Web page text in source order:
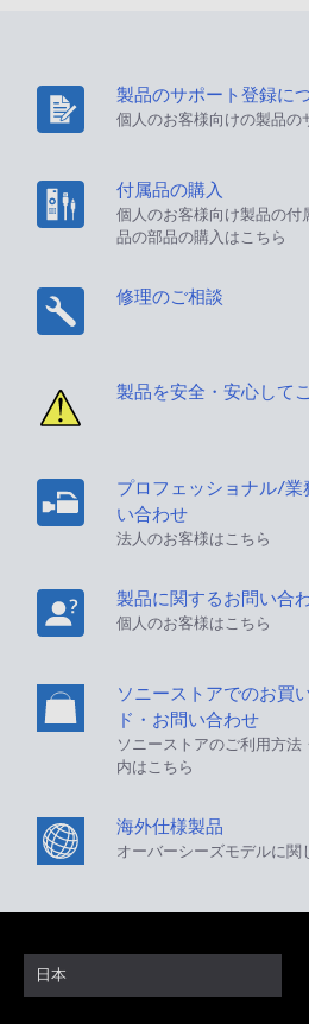
製品のサポート登録に
個人のお客様向けの製品の
付属品の購入
個人のお客様向け製品の付
品の部品の購入はこちら
修理のご相談
製品を安全・安心して
プロフェッショナル/
い合わせ
法人のお客様はこちら
製品に関するお問い合
個人のお客様はこちら
ソニーストアでのお買
ド・お問い合わせ
ソニーストアのご利用方
内はこちら
海外仕様製品
オーバーシーズモデルに関
日本